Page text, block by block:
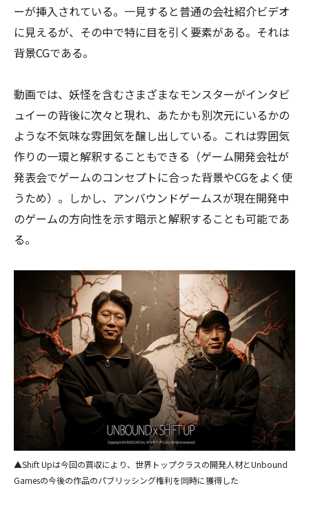
ーが挿入されている。一見すると普通の会社紹介ビデオ
に見えるが、その中で特に目を引く要素がある。それは
背景CGである。
動画では、妖怪を含むさまざまなモンスターがインタビ
ュイーの背後に次々と現れ、あたかも別次元にいるかの
ような不気味な雰囲気を醸し出している。これは雰囲気
作りの一環と解釈することもできる（ゲーム開発会社が
発表会でゲームのコンセプトに合った背景やCGをよく使
うため）。しかし、アンバウンドゲームスが現在開発中
のゲームの方向性を示す暗示と解釈することも可能であ
る。
▲Shift Upは今回の買収により、世界トップクラスの開発人材とUnbound
Gamesの今後の作品のパブリッシング権利を同時に獲得した